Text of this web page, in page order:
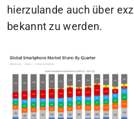
hierzulande auch über
bekannt zu werden.